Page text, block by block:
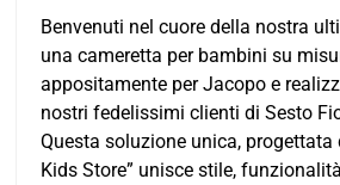
Benvenuti nel cuore della nostra
una cameretta per bambini su
appositamente per Jacopo e
nostri fedelissimi clienti di Sesto
Questa soluzione unica, progettata
Kids Store” unisce stile,